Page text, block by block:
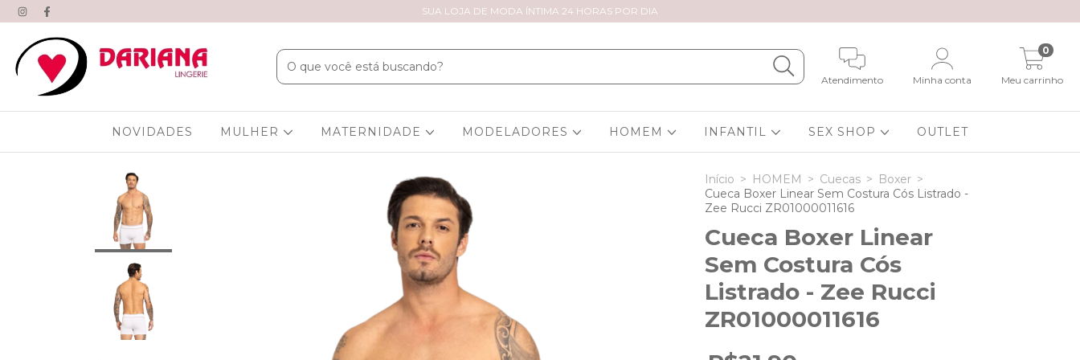
SUA LOJA DE MODA ÍNTIMA 24 HORAS POR DIA
Atendimento Minha conta Meu carrinho
0
NOVIDADES MULHER MATERNIDADE MODELADORES HOMEM INFANTIL SEX SHOP OUTLET
Início > HOMEM > Cuecas > Boxer >
Cueca Boxer Linear Sem Costura Cós Listrado -
Zee Rucci ZR01000011616
Cueca Boxer Linear
Sem Costura Cós
Listrado - Zee Rucci
ZR01000011616